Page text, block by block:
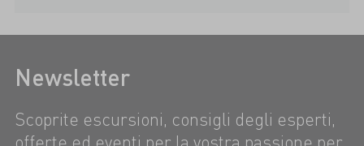
Newsletter
Scoprite escursioni, consigli degli esperti,